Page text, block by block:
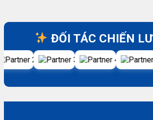
ĐỐI TÁC CHIẾN